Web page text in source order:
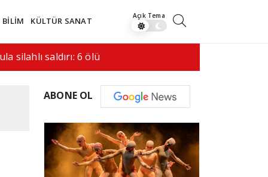
BİLİM KÜLTÜR SANAT
hala bir…
ABONE OL